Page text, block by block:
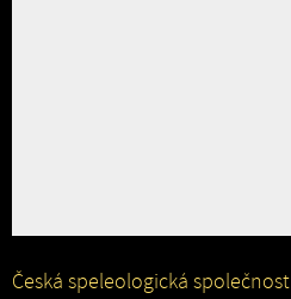
Česká speleologická společnost